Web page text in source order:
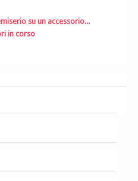
su un accessorio...
in corso